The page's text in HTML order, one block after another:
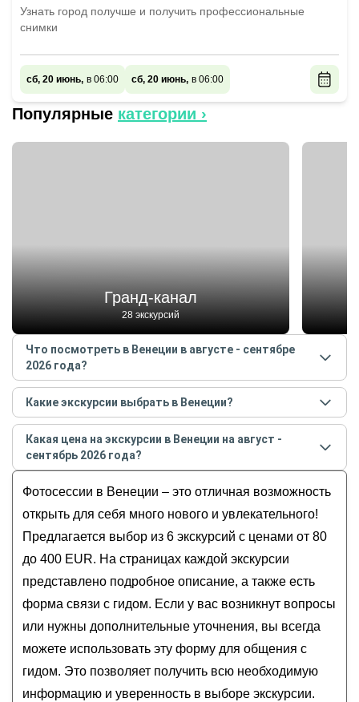
Узнать город получше и получить профессиональные
снимки
сб, 20 июнь, в 06:00 сб, 20 июнь, в 06:00
Популярные категории ›
Гранд-канал
28 экскурсий
Что посмотреть в Венеции в августе - сентябре
2026 года?
Самые популярные местав Венециив августе -
сентябре 2026года:
Гранд-канал
Дворец дожей
Остров Мурано
Венецианский арсенал
Остров Бурано
Какие экскурсии выбрать в Венеции?
Самые популярные экскурсиив Венециив августе
- сентябре 2026года:
Идеальное утро в Венеции: прогулка с
фотографом
Фотосессия: счастливые моменты в Венеции
Под плеск гондол: фотосессия в Венеции
Влюбляю в Венецию через фото
Мурано и Бурано: фотопрогулка по островам —
из Венеции
Какая цена на экскурсии в Венеции на август -
сентябрь 2026 года?
сентябрь 2026года от 80до 400 EUR
Фотосессии в Венеции – это отличная возможность
открыть для себя много нового и увлекательного!
Предлагается выбор из 6 экскурсий с ценами от 80
до 400 EUR. На страницах каждой экскурсии
представлено подробное описание, а также есть
форма связи с гидом. Если у вас возникнут вопросы
или нужны дополнительные уточнения, вы всегда
можете использовать эту форму для общения с
гидом. Это позволяет получить всю необходимую
информацию и уверенность в выборе экскурсии.